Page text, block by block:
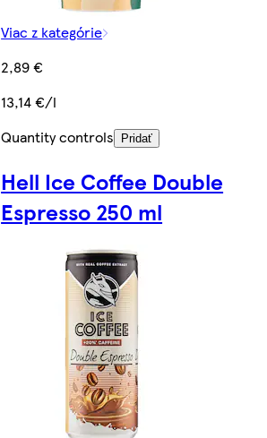
Viac z kategórie
2,89 €
13,14 €/l
Quantity controls
Pridať
Hell Ice Coffee Double
Espresso 250 ml